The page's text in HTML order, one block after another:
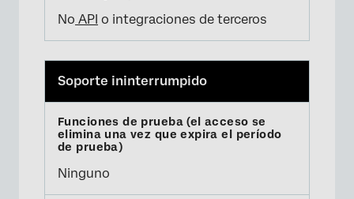
No API o integraciones de terceros
Soporte ininterrumpido
Ninguno